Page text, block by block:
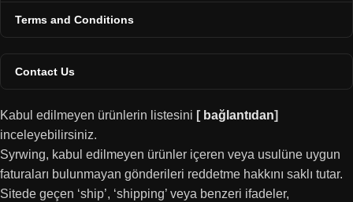
Terms and Conditions
Contact Us
Kabul edilmeyen ürünlerin listesini [ bağlantıdan]
inceleyebilirsiniz.
Syrwing, kabul edilmeyen ürünler içeren veya usulüne uygun
faturaları bulunmayan gönderileri reddetme hakkını saklı tutar.
Sitede geçen ‘ship’, ‘shipping’ veya benzeri ifadeler,